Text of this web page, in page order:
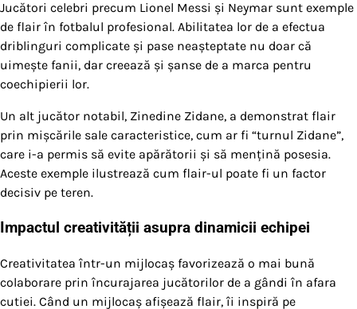
Jucători celebri precum Lionel Messi și Neymar sunt exemple
de flair în fotbalul profesional. Abilitatea lor de a efectua
driblinguri complicate și pase neașteptate nu doar că
uimește fanii, dar creează și șanse de a marca pentru
coechipierii lor.
Un alt jucător notabil, Zinedine Zidane, a demonstrat flair
prin mișcările sale caracteristice, cum ar fi “turnul Zidane”,
care i-a permis să evite apărătorii și să mențină posesia.
Aceste exemple ilustrează cum flair-ul poate fi un factor
decisiv pe teren.
Impactul creativității asupra dinamicii echipei
Creativitatea într-un mijlocaș favorizează o mai bună
colaborare prin încurajarea jucătorilor de a gândi în afara
cutiei. Când un mijlocaș afișează flair, îi inspiră pe